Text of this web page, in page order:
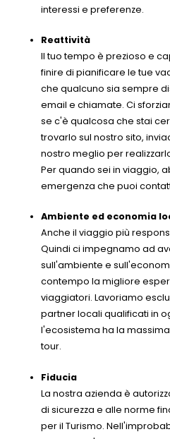
interessi e preferenze.
Reattività
Il tuo tempo è prezioso e
finire di pianificare le tue
che qualcuno sia sempre
email e chiamate. Ci
se c'è qualcosa che stai
trovarlo sul nostro sito,
nostro meglio per
Per quando sei in viaggio,
emergenza che puoi
Ambiente ed economia
Anche il viaggio più
Quindi ci impegnamo ad
sull'ambiente e
contempo la migliore
viaggiatori. Lavoriamo
partner locali qualificati in
l'ecosistema ha la
tour.
Fiducia
La nostra azienda è
di sicurezza e alle norme
per il Turismo.